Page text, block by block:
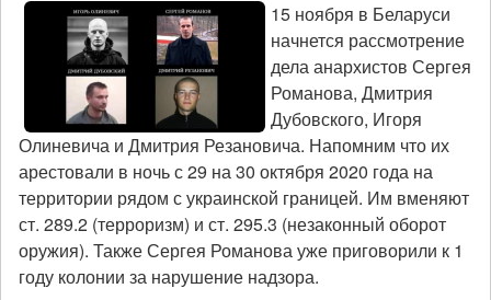
15 ноября в Беларуси
начнется рассмотрение
дела анархистов Сергея
Романова, Дмитрия
Дубовского, Игоря
Олиневича и Дмитрия Резановича. Напомним что их
арестовали в ночь с 29 на 30 октября 2020 года на
территории рядом с украинской границей. Им вменяют
ст. 289.2 (терроризм) и ст. 295.3 (незаконный оборот
оружия). Также Сергея Романова уже приговорили к 1
году колонии за нарушение надзора.